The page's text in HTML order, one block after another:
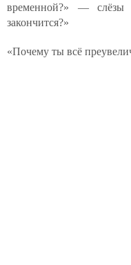
временной?» —
закончится?»
«Почему ты всё